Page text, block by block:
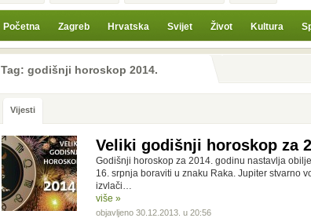
Početna Zagreb Hrvatska Svijet Život Kultura
Tag: godišnji horoskop 2014.
Vijesti
Veliki godišnji horoskop za
Godišnji horoskop za 2014. godinu nastavlja
16. srpnja boraviti u znaku Raka. Jupiter stvarno
izvlači…
više »
objavljeno 30.12.2013. u 20:56